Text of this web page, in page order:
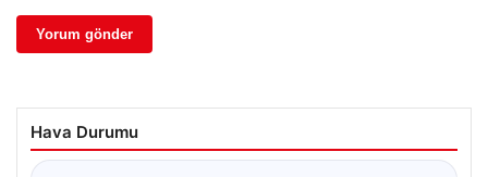
Hava Durumu